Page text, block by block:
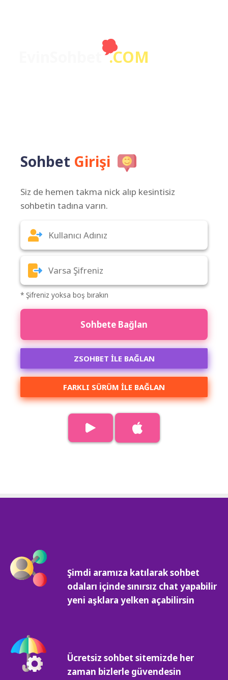
.COM
Sohbet Girişi
Siz de hemen takma nick alıp kesintisiz
sohbetin tadına varın.
* Şifreniz yoksa boş bırakın
Sohbete Bağlan
ZSOHBET İLE BAĞLAN
FARKLI SÜRÜM ILE BAĞLAN
Şimdi aramıza katılarak sohbet
odaları içinde sınırsız chat yapabilir
yeni aşklara yelken açabilirsin
Ücretsiz sohbet sitemizde her
zaman bizlerle güvendesin